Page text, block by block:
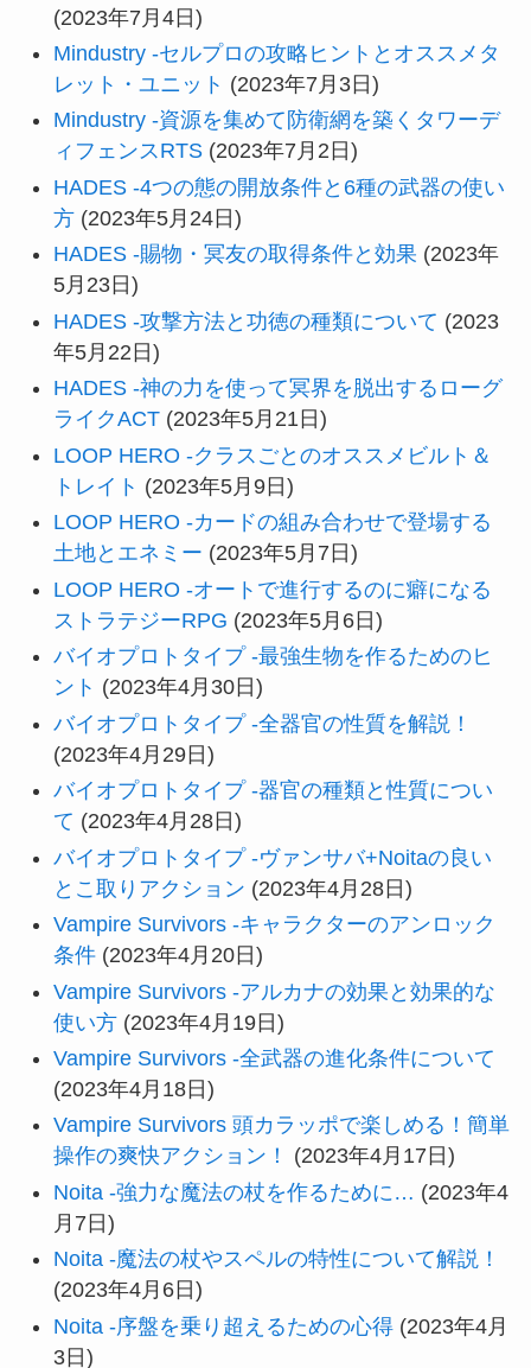
(2023年7月4日)
Mindustry -セルプロの攻略ヒントとオススメタ
レット・ユニット (2023年7月3日)
Mindustry -資源を集めて防衛網を築くタワーデ
ィフェンスRTS (2023年7月2日)
HADES -4つの態の開放条件と6種の武器の使い
方 (2023年5月24日)
HADES -賜物・冥友の取得条件と効果 (2023年
5月23日)
HADES -攻撃方法と功徳の種類について (2023
年5月22日)
HADES -神の力を使って冥界を脱出するローグ
ライクACT (2023年5月21日)
LOOP HERO -クラスごとのオススメビルト＆
トレイト (2023年5月9日)
LOOP HERO -カードの組み合わせで登場する
土地とエネミー (2023年5月7日)
LOOP HERO -オートで進行するのに癖になる
ストラテジーRPG (2023年5月6日)
バイオプロトタイプ -最強生物を作るためのヒ
ント (2023年4月30日)
バイオプロトタイプ -全器官の性質を解説！
(2023年4月29日)
バイオプロトタイプ -器官の種類と性質につい
て (2023年4月28日)
バイオプロトタイプ -ヴァンサバ+Noitaの良い
とこ取りアクション (2023年4月28日)
Vampire Survivors -キャラクターのアンロック
条件 (2023年4月20日)
Vampire Survivors -アルカナの効果と効果的な
使い方 (2023年4月19日)
Vampire Survivors -全武器の進化条件について
(2023年4月18日)
Vampire Survivors 頭カラッポで楽しめる！簡単
操作の爽快アクション！
(2023年4月17日)
Noita -強力な魔法の杖を作るために… (2023年4
月7日)
Noita -魔法の杖やスペルの特性について解説！
(2023年4月6日)
Noita -序盤を乗り超えるための心得 (2023年4月
3日)